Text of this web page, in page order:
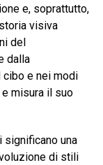
e, soprattutto,
visiva
del
dalla
cibo e nei modi
misura il suo
significano una
di stili